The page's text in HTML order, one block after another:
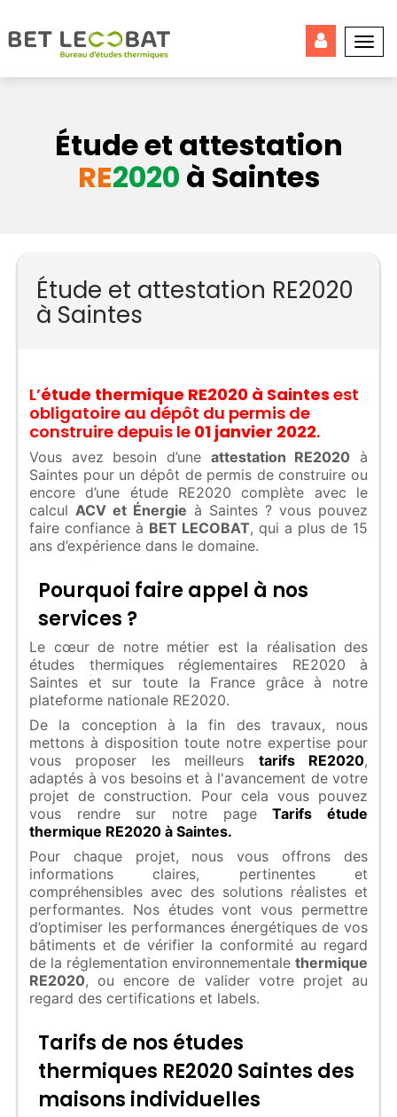
Étude et attestation
RE2020 à Saintes
Étude et attestation RE2020
à Saintes
L’étude thermique RE2020 à Saintes est
obligatoire au dépôt du permis de
construire depuis le 01 janvier 2022.
Vous avez besoin d’une attestation RE2020 à
Saintes pour un dépôt de permis de construire ou
encore d’une étude RE2020 complète avec le
calcul ACV et Énergie à Saintes ? vous pouvez
faire confiance à BET LECOBAT, qui a plus de 15
ans d’expérience dans le domaine.
Pourquoi faire appel à nos
services ?
Le cœur de notre métier est la réalisation des
études thermiques réglementaires RE2020 à
Saintes et sur toute la France grâce à notre
plateforme nationale RE2020.
De la conception à la fin des travaux, nous
mettons à disposition toute notre expertise pour
vous proposer les meilleurs tarifs RE2020,
adaptés à vos besoins et à l'avancement de votre
projet de construction. Pour cela vous pouvez
vous rendre sur notre pageTarifs étude
thermique RE2020 à Saintes.
Pour chaque projet, nous vous offrons des
informations claires, pertinentes et
compréhensibles avec des solutions réalistes et
performantes. Nos études vont vous permettre
d’optimiser les performances énergétiques de vos
bâtiments et de vérifier la conformité au regard
de la réglementation environnementale thermique
RE2020, ou encore de valider votre projet au
regard des certifications et labels.
Tarifs de nos études
thermiques RE2020 Saintes des
maisons individuelles